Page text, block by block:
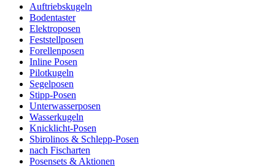
Auftriebskugeln
Bodentaster
Elektroposen
Feststellposen
Forellenposen
Inline Posen
Pilotkugeln
Segelposen
Stipp-Posen
Unterwasserposen
Wasserkugeln
Knicklicht-Posen
Sbirolinos & Schlepp-Posen
nach Fischarten
Posensets & Aktionen